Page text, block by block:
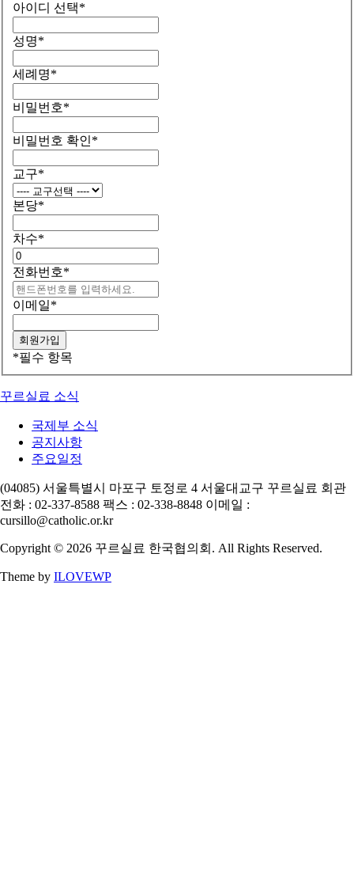
아이디 선택*
성명*
세례명*
비밀번호*
비밀번호 확인*
교구*
본당*
차수*
전화번호*
이메일*
*필수 항목
꾸르실료 소식
국제부 소식
공지사항
주요일정
(04085) 서울특별시 마포구 토정로 4 서울대교구 꾸르실료 회관
전화 : 02-337-8588 팩스 : 02-338-8848 이메일 :
cursillo@catholic.or.kr
Copyright © 2026 꾸르실료 한국협의회. All Rights Reserved.
Theme by ILOVEWP